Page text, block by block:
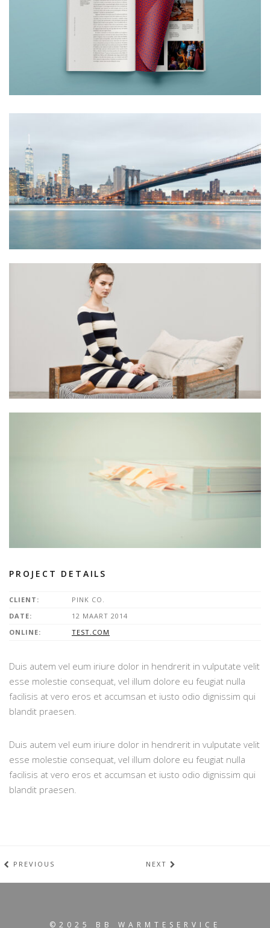
PROJECT DETAILS
CLIENT:
PINK CO.
DATE:
12 MAART 2014
ONLINE:
TEST.COM
Duis autem vel eum iriure dolor in hendrerit in vulputate velit
esse molestie consequat, vel illum dolore eu feugiat nulla
facilisis at vero eros et accumsan et iusto odio dignissim qui
blandit praesen.
Duis autem vel eum iriure dolor in hendrerit in vulputate velit
esse molestie consequat, vel illum dolore eu feugiat nulla
facilisis at vero eros et accumsan et iusto odio dignissim qui
blandit praesen.
PREVIOUS NEXT
©2025 BB WARMTESERVICE